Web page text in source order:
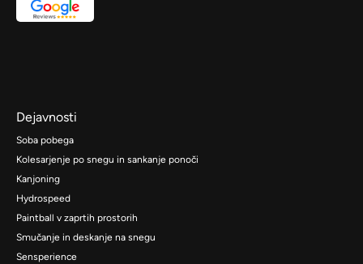
Dejavnosti
Soba pobega
Kolesarjenje po snegu in sankanje ponoči
Kanjoning
Hydrospeed
Paintball v zaprtih prostorih
Smučanje in deskanje na snegu
Sensperience